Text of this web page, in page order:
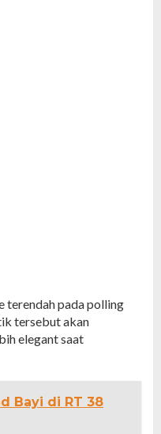
terendah pada polling
tersebut akan
elegant saat
Bayi di RT 38